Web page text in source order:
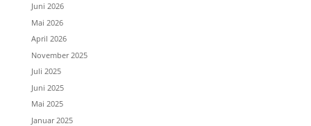
Juni 2026
Mai 2026
April 2026
November 2025
Juli 2025
Juni 2025
Mai 2025
Januar 2025